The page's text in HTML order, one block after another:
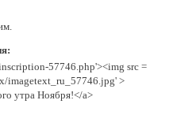
57746.php'><img src =
imagetext_ru_57746.jpg' >
утра Ноября!</a>